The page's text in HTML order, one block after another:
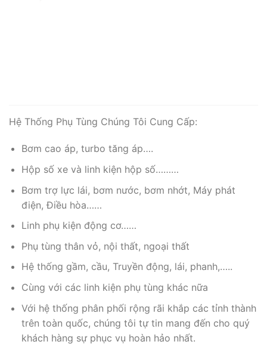
Hệ Thống Phụ Tùng Chúng Tôi Cung Cấp:
Bơm cao áp, turbo tăng áp….
Hộp số xe và linh kiện hộp số………
Bơm trợ lực lái, bơm nước, bơm nhớt, Máy phát
điện, Điều hòa……
Linh phụ kiện động cơ……
Phụ tùng thân vỏ, nội thất, ngoại thất
Hệ thống gầm, cầu, Truyền động, lái, phanh,…..
Cùng với các linh kiện phụ tùng khác nữa
Với hệ thống phân phối rộng rãi khắp các tỉnh thành
trên toàn quốc, chúng tôi tự tin mang đến cho quý
khách hàng sự phục vụ hoàn hảo nhất.